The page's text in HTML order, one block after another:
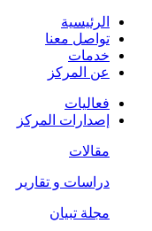
الرئيسية
تواصل معنا
خدمات
عن المركز
فعاليات
إصدارات المركز
مقالات
دراسات و تقارير
مجلة تبيان